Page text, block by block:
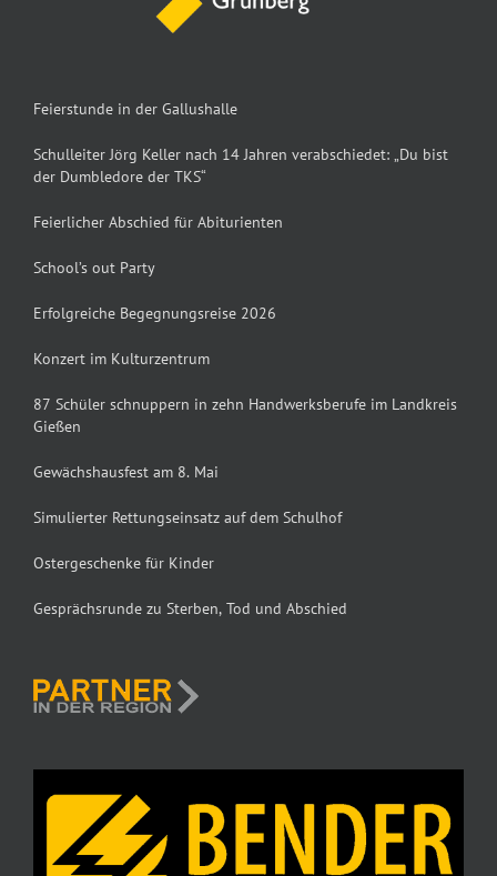
Feierstunde in der Gallushalle
Schulleiter Jörg Keller nach 14 Jahren verabschiedet: „Du bist
der Dumbledore der TKS“
Feierlicher Abschied für Abiturienten
School’s out Party
Erfolgreiche Begegnungsreise 2026
Konzert im Kulturzentrum
87 Schüler schnuppern in zehn Handwerksberufe im Landkreis
Gießen
Gewächshausfest am 8. Mai
Simulierter Rettungseinsatz auf dem Schulhof
Ostergeschenke für Kinder
Gesprächsrunde zu Sterben, Tod und Abschied